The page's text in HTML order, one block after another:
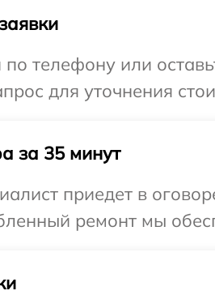
телефону или
для уточнения
за 35 минут
приедет в
ремонт мы